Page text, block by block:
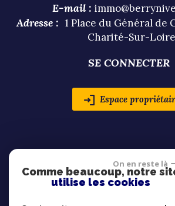
E-mail :
Adresse : 1 Place du Général de
Charité-Sur-Loire
SE CONNECTER
Espace
On en reste là
Comme beaucoup, notre
utilise les cookies